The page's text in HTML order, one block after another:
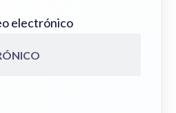
electrónico